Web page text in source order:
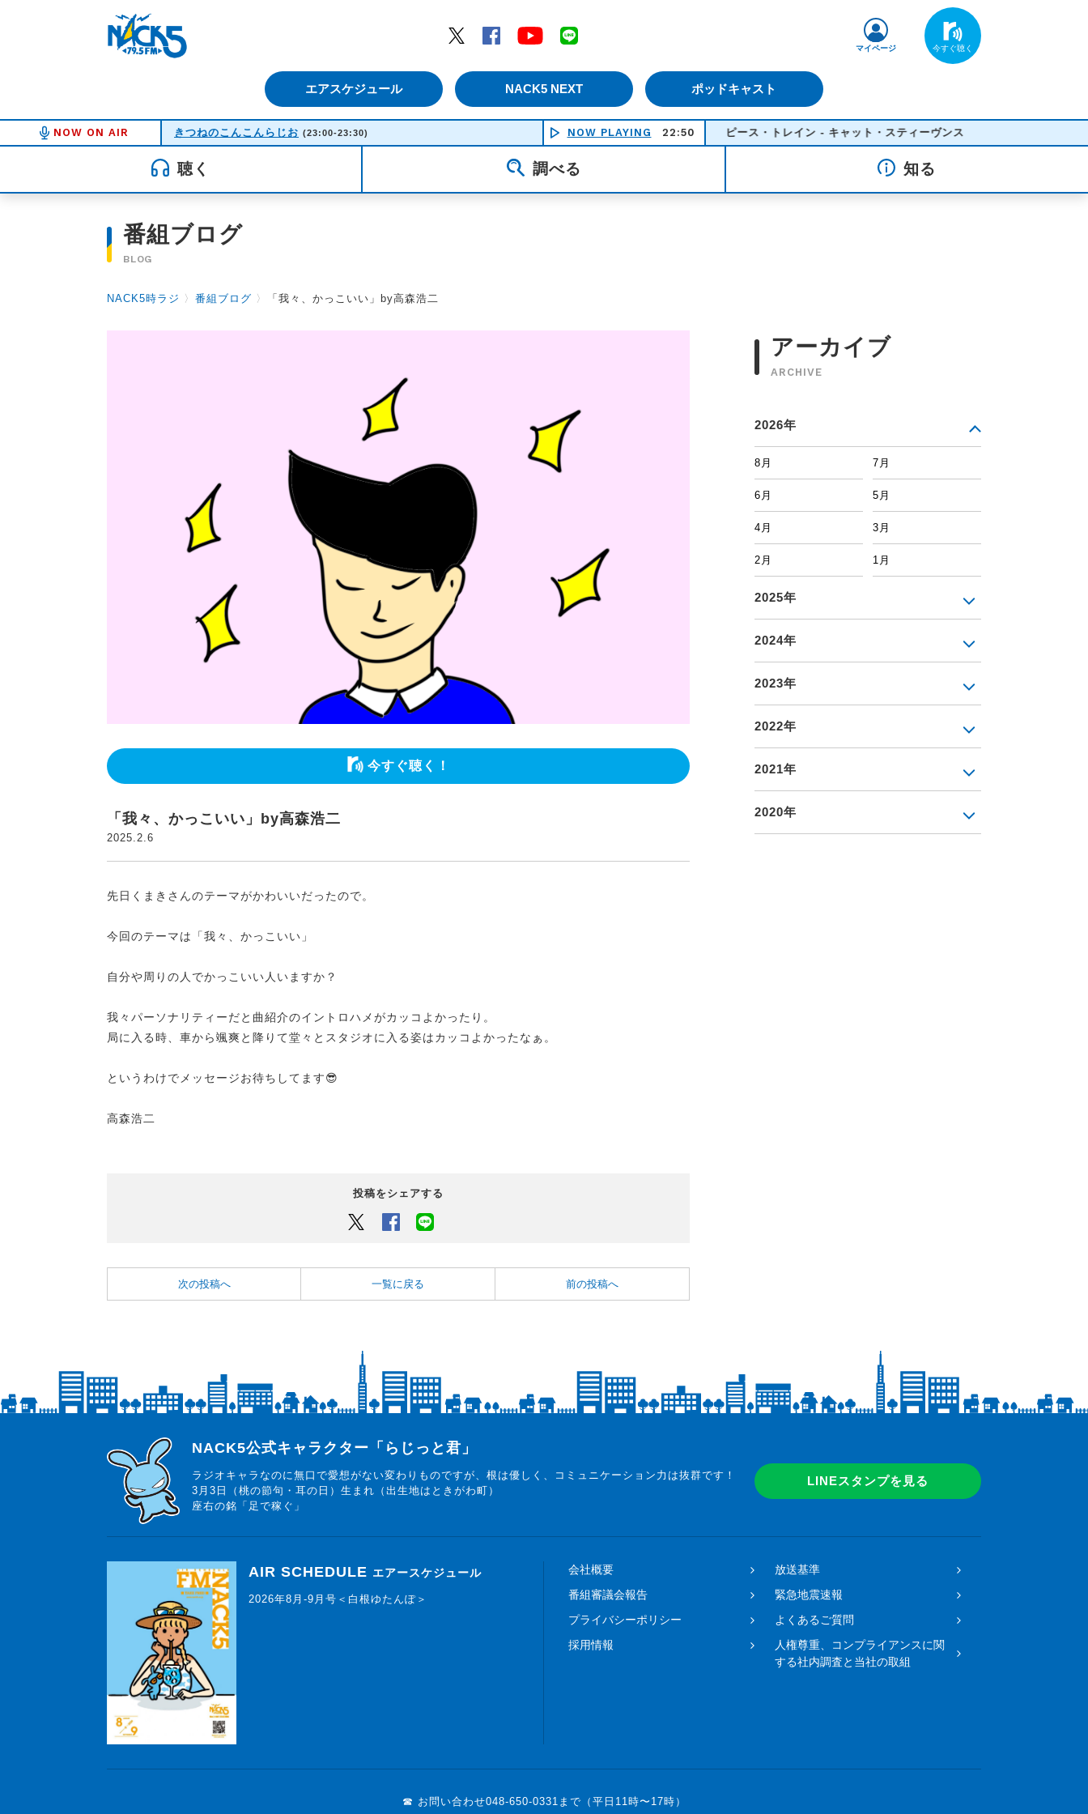
Twitter
Facebook YouTube
エアスケジュール NACK5 NEXT ポッドキャスト
マイページ
NOW ON AIR きつねのこんこんらじお (23:00-23:30) NOW PLAYING 22:50 ピース・トレイン - キャット・スティーヴンス
聴く 調べる 知る
番組ブログ
BLOG
NACK5時ラジ 〉 番組ブログ 〉 「我々、かっこいい」by高森浩二
今すぐ聴く！
「我々、かっこいい」by高森浩二
2025.2.6
先日くまきさんのテーマがかわいいだったので。
今回のテーマは「我々、かっこいい」
自分や周りの人でかっこいい人いますか？
我々パーソナリティーだと曲紹介のイントロハメがカッコよかったり。
局に入る時、車から颯爽と降りて堂々とスタジオに入る姿はカッコよかったなぁ。
というわけでメッセージお待ちしてます😎
高森浩二
投稿をシェアする
Twitter Facebook
次の投稿へ 一覧に戻る 前の投稿へ
アーカイブ
ARCHIVE
2026年
8月 7月
6月 5月
4月 3月
2月 1月
2025年
2024年
2023年
2022年
2021年
2020年
らじっと君
NACK5公式キャラクター「らじっと君」
ラジオキャラなのに無口で愛想がない変わりものですが、根は優しく、コミュニケーション力は抜群です！
3月3日（桃の節句・耳の日）生まれ（出生地はときがわ町）
座右の銘「足で稼ぐ」
LINEスタンプを見る
AIR SCHEDULE エアースケジュール
2026年8月-9月号＜白根ゆたんぽ＞
会社概要
放送基準
番組審議会報告
緊急地震速報
プライバシーポリシー
よくあるご質問
採用情報
人権尊重、コンプライアンスに関
する社内調査と当社の取組
☎ お問い合わせ048-650-0331まで（平日11時〜17時）